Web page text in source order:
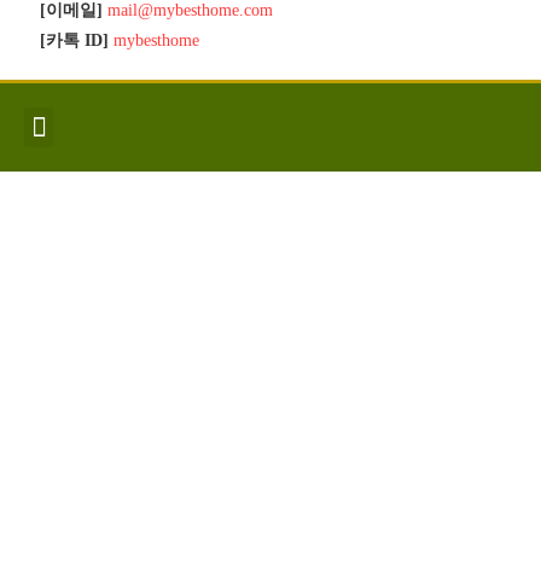
[이메일] mail@mybesthome.com
[카톡 ID] mybesthome